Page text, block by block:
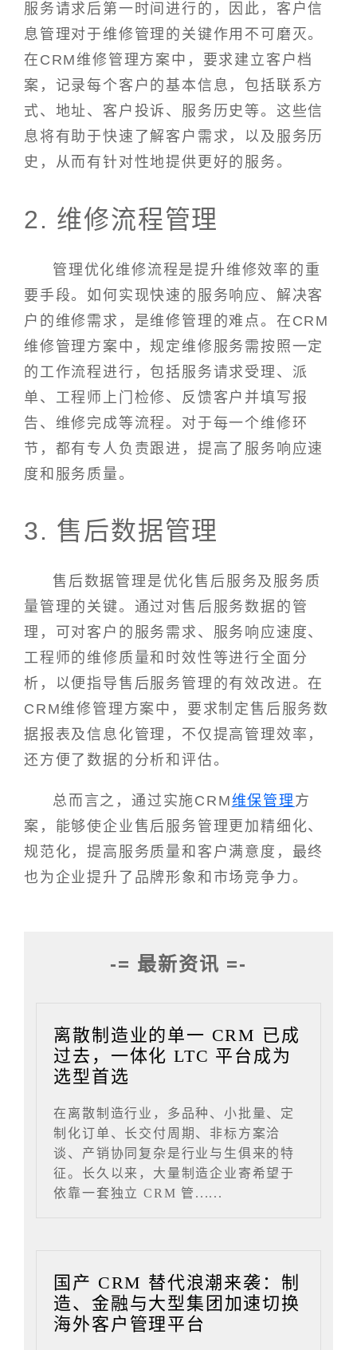
服务请求后第一时间进行的，因此，客户信
息管理对于维修管理的关键作用不可磨灭。
在CRM维修管理方案中，要求建立客户档
案，记录每个客户的基本信息，包括联系方
式、地址、客户投诉、服务历史等。这些信
息将有助于快速了解客户需求，以及服务历
史，从而有针对性地提供更好的服务。
2. 维修流程管理
管理优化维修流程是提升维修效率的重
要手段。如何实现快速的服务响应、解决客
户的维修需求，是维修管理的难点。在CRM
维修管理方案中，规定维修服务需按照一定
的工作流程进行，包括服务请求受理、派
单、工程师上门检修、反馈客户并填写报
告、维修完成等流程。对于每一个维修环
节，都有专人负责跟进，提高了服务响应速
度和服务质量。
3. 售后数据管理
售后数据管理是优化售后服务及服务质
量管理的关键。通过对售后服务数据的管
理，可对客户的服务需求、服务响应速度、
工程师的维修质量和时效性等进行全面分
析，以便指导售后服务管理的有效改进。在
CRM维修管理方案中，要求制定售后服务数
据报表及信息化管理，不仅提高管理效率，
还方便了数据的分析和评估。
总而言之，通过实施CRM维保管理方
案，能够使企业售后服务管理更加精细化、
规范化，提高服务质量和客户满意度，最终
也为企业提升了品牌形象和市场竞争力。
-= 最新资讯 =-
离散制造业的单一 CRM 已成
过去，一体化 LTC 平台成为
选型首选
在离散制造行业，多品种、小批量、定
制化订单、长交付周期、非标方案洽
谈、产销协同复杂是行业与生俱来的特
征。长久以来，大量制造企业寄希望于
依靠一套独立 CRM 管......
国产 CRM 替代浪潮来袭：制
造、金融与大型集团加速切换
海外客户管理平台